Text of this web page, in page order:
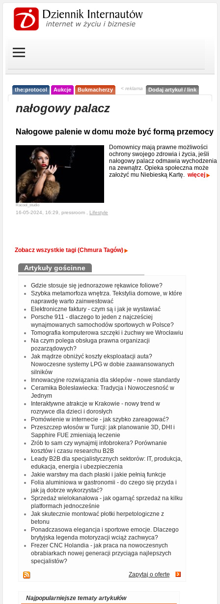
the:protocol Aukcje Bukmacherzy < reklama Dodaj artykuł / link
nałogowy palacz
Nałogowe palenie w domu może być formą przemocy
Racool_studio
Domownicy mają prawne możliwości
ochrony swojego zdrowia i życia, jeśli
nałogowy palacz odmawia wychodzenia
na zewnątrz. Opieka społeczna może
założyć mu Niebieską Kartę. więcej
16-05-2024, 16:29, pressroom , Lifestyle
Zobacz wszystkie tagi (Chmura Tagów)
Artykuły gościnne
Gdzie stosuje się jednorazowe rękawice foliowe?
Szybka metamorfoza wnętrza. Tekstylia domowe, w które
naprawdę warto zainwestować
Elektroniczne faktury - czym są i jak je wystawiać
Porsche 911 - dlaczego to jeden z najcześciej
wynajmowanych samochodów sportowych w Polsce?
Tomografia komputerowa szczęki i żuchwy we Wrocławiu
Na czym polega obsługa prawna organizacji
pozarządowych?
Jak mądrze obniżyć koszty eksploatacji auta?
Nowoczesne systemy LPG w dobie zaawansowanych
silników
Innowacyjne rozwiązania dla sklepów - nowe standardy
Ceramika Bolesławiecka: Tradycja i Nowoczesność w
Jednym
Interaktywne atrakcje w Krakowie - nowy trend w
rozrywce dla dzieci i dorosłych
Pomówienie w internecie - jak szybko zareagować?
Przeszczep włosów w Turcji: jak planowanie 3D, DHI i
Sapphire FUE zmieniają leczenie
Zrób to sam czy wynajmij infobrokera? Porównanie
kosztów i czasu researchu B2B
Leady B2B dla specjalistycznych sektorów: IT, produkcja,
edukacja, energia i ubezpieczenia
Jakie warstwy ma dach płaski i jakie pełnią funkcje
Folia aluminiowa w gastronomii - do czego się przyda i
jak ją dobrze wykorzystać?
Sprzedaż wielokanałowa - jak ogarnąć sprzedaż na kilku
platformach jednocześnie
Jak skutecznie montować płotki herpetologiczne z
betonu
Ponadczasowa elegancja i sportowe emocje. Dlaczego
brytyjska legenda motoryzacji wciąż zachwyca?
Frezer CNC Holandia - jak praca na nowoczesnych
obrabiarkach nowej generacji przyciąga najlepszych
specjalistów?
Zapytaj o ofertę
Najpopularniejsze tematy artykułów